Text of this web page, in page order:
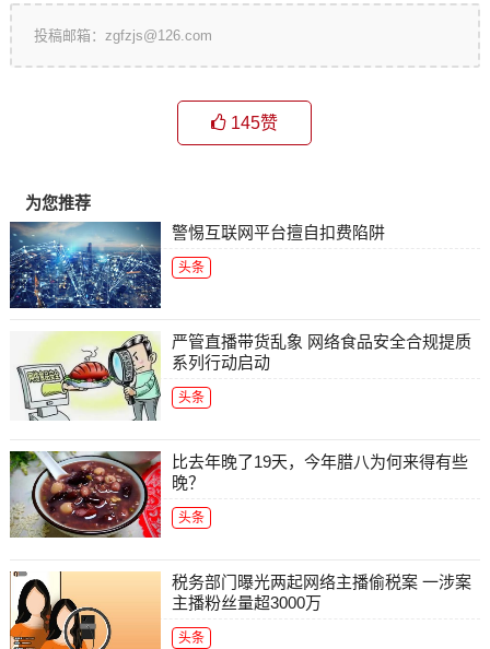
投稿邮箱：zgfzjs@126.com
145赞
为您推荐
警惕互联网平台擅自扣费陷阱
头条
严管直播带货乱象 网络食品安全合规提质
系列行动启动
头条
比去年晚了19天，今年腊八为何来得有些
晚？
头条
税务部门曝光两起网络主播偷税案 一涉案
主播粉丝量超3000万
头条